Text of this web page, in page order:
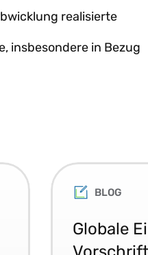
realisierte
insbesondere in Bezug
BLOG
Globale